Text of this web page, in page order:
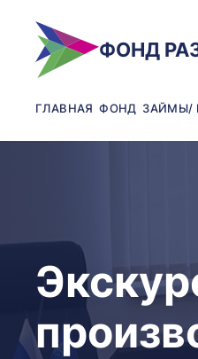
ФОНД
ГЛАВНАЯ ФОНД ЗАЙМЫ/